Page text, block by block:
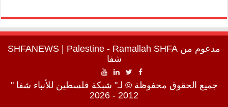
مدعوم من SHFANEWS | Palestine - Ramallah SHFA
شفا
جميع الحقوق محفوظة © لـ" شبكة فلسطين للأنباء شفا "
2012 - 2026